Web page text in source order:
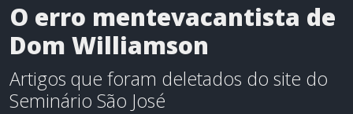
O erro mentevacantista de
Dom Williamson
Artigos que foram deletados do site do
Seminário São José